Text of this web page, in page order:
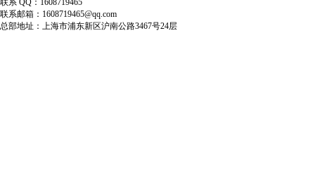
联系邮箱：1608719465@qq.com
总部地址：上海市浦东新区沪南公路3467号24层